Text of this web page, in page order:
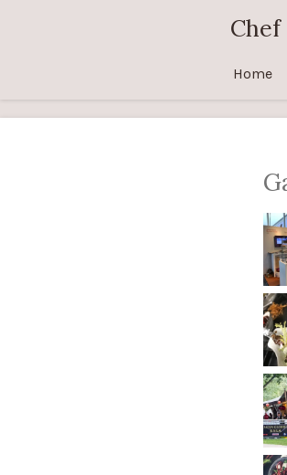
hoofdinhoud
Home